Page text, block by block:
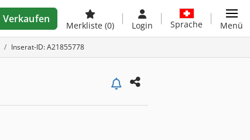
Verkaufen
Merkliste (0) Login Sprache Menü
Inserat-ID: A21855778